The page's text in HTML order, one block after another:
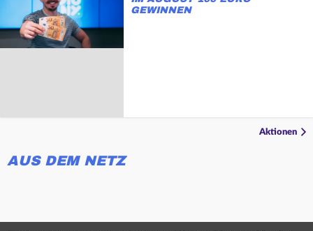
GEWINNEN
Aktionen
AUS DEM NETZ